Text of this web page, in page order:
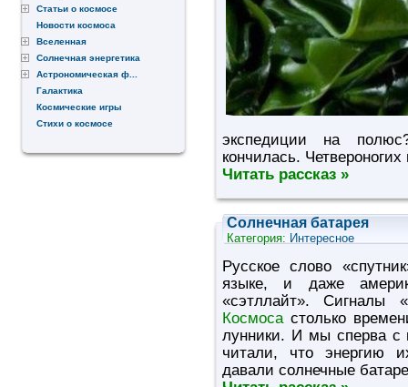
Статьи о космосе
Новости космоса
Вселенная
Солнечная энергетика
Астрономическая ф...
Галактика
Космические игры
Стихи о космосе
экспедиции на
кончилась.
Читать рассказ »
Солнечная батарея
Категория: Интересное
Русское слово
языке, и даже
«сэтллайт».
Космосастолько
лунники. И мы сперва с
читали, что энергию
давали солнечные